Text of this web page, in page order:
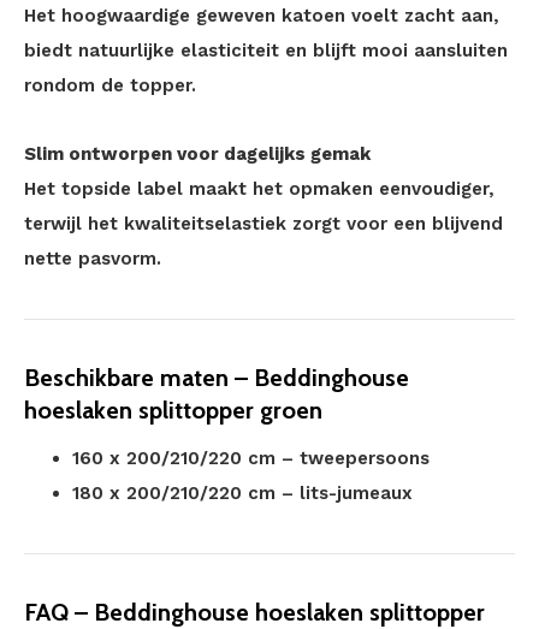
Het hoogwaardige geweven katoen voelt zacht aan,
biedt natuurlijke elasticiteit en blijft mooi aansluiten
rondom de topper.
Slim ontworpen voor dagelijks gemak
Het topside label maakt het opmaken eenvoudiger,
terwijl het kwaliteitselastiek zorgt voor een blijvend
nette pasvorm.
Beschikbare maten – Beddinghouse
hoeslaken splittopper groen
160 x 200/210/220 cm – tweepersoons
180 x 200/210/220 cm – lits-jumeaux
FAQ – Beddinghouse hoeslaken splittopper